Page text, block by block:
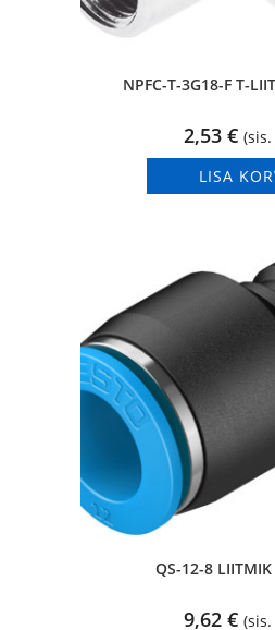
NPFC-T-3G18-F T-
2,53 €
LISA
QS-12-8 LIITMIK
9,62 €